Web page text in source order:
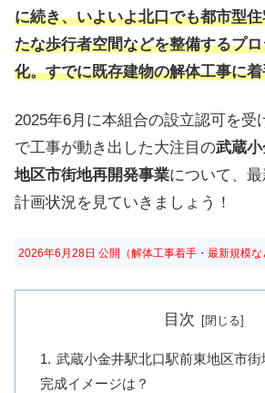
に続き、いよいよ北口でも都市型
たな歩行者空間などを整備するプ
化。すでに既存建物の解体工事に
2025年6月に本組合の設立認可を受
で工事が動き出した大注目の武蔵
地区市街地再開発事業について、
計画状況を見ていきましょう！
2026年6月28日 公開（解体工事着手・最新規模な
目次
武蔵小金井駅北口駅前東地区市
完成イメージは？